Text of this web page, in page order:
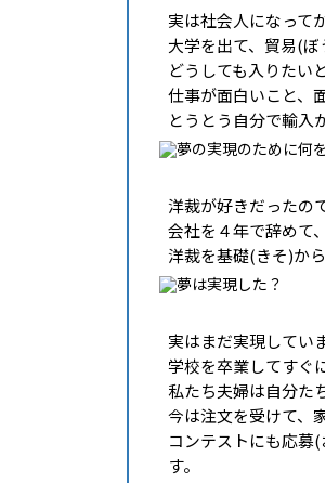
実は社会人になって
大学を出て、貿易(ぼ
どうしても入りたい
仕事が面白いこと、
とうとう自分で輸入
洋裁が好きだったの
会社を４年で辞めて
洋裁を基礎(きそ)か
実はまだ実現してい
学校を卒業してすぐ
私たち夫婦は自分た
今は注文を受けて、
コンテストにも応募
す。